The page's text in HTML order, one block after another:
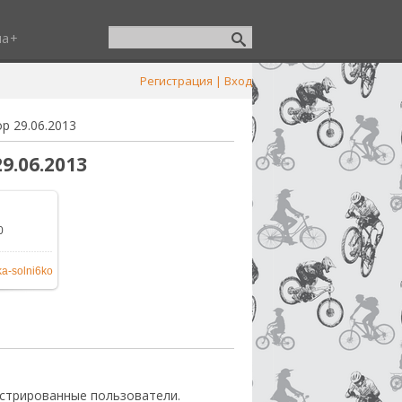
Регистрация | Вход
29.06.2013
solni6ko
пользователи.